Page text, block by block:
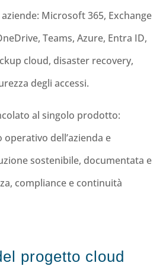
Microsoft 365, Exchange
Teams, Azure, Entra ID,
cloud, disaster recovery,
degli accessi.
al singolo prodotto:
dell’azienda e
sostenibile, documentata e
compliance e continuità
progetto cloud